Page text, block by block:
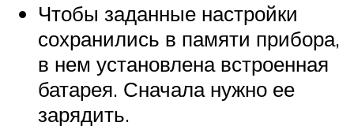
Чтобы заданные настройки
сохранились в памяти прибора,
в нем установлена встроенная
батарея. Сначала нужно ее
зарядить.